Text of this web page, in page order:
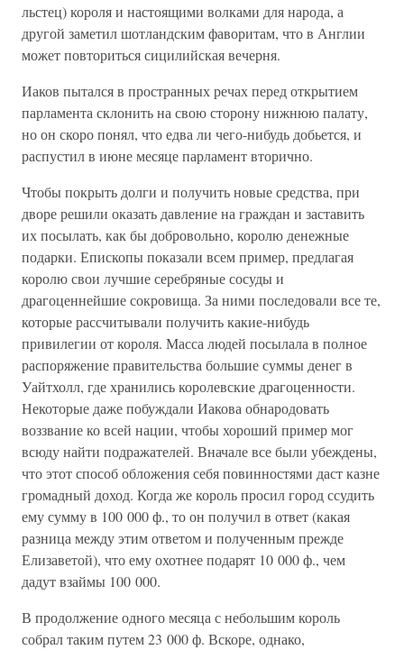
льстец) короля и настоящими волками для народа, а
другой заметил шотландским фаворитам, что в Англии
может повториться сицилийская вечерня.
Иаков пытался в пространных речах перед открытием
парламента склонить на свою сторону нижнюю палату,
но он скоро понял, что едва ли чего-нибудь добьется, и
распустил в июне месяце парламент вторично.
Чтобы покрыть долги и получить новые средства, при
дворе решили оказать давление на граждан и заставить
их посылать, как бы добровольно, королю денежные
подарки. Епископы показали всем пример, предлагая
королю свои лучшие серебряные сосуды и
драгоценнейшие сокровища. За ними последовали все те,
которые рассчитывали получить какие-нибудь
привилегии от короля. Масса людей посылала в полное
распоряжение правительства большие суммы денег в
Уайтхолл, где хранились королевские драгоценности.
Некоторые даже побуждали Иакова обнародовать
воззвание ко всей нации, чтобы хороший пример мог
всюду найти подражателей. Вначале все были убеждены,
что этот способ обложения себя повинностями даст казне
громадный доход. Когда же король просил город ссудить
ему сумму в 100 000 ф., то он получил в ответ (какая
разница между этим ответом и полученным прежде
Елизаветой), что ему охотнее подарят 10 000 ф., чем
дадут взаймы 100 000.
В продолжение одного месяца с небольшим король
собрал таким путем 23 000 ф. Вскоре, однако,